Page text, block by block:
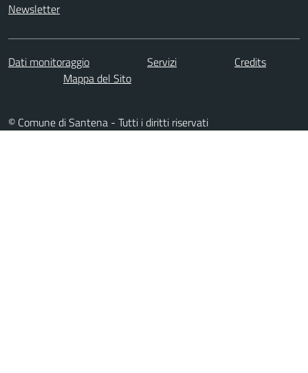
Newsletter
Dati monitoraggio Servizi
Credits
Mappa del Sito
© Comune di Santena - Tutti i diritti riservati